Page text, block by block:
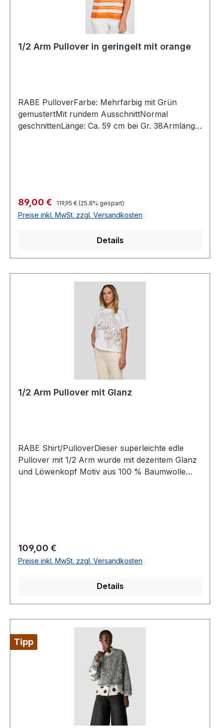
1/2 Arm Pullover in geringelt mit orange
RABE PulloverFarbe: Mehrfarbig mit Grün
gemustertMit rundem AusschnittNormal
geschnittenLänge: Ca. 59 cm bei Gr. 38Armlänge:
Verkaufspreis:
89,00 € Regulärer Preis:
119,95 € (25.8% gespart)
Preise inkl. MwSt. zzgl. Versandkosten
Details
1/2 Arm Pullover mit Glanz
RABE Shirt/PulloverDieser superleichte edle
Pullover mit 1/2 Arm wurde mit dezentem Glanz
und Löwenkopf Motiv aus 100 % Baumwolle
Regulärer Preis:
109,00 €
Preise inkl. MwSt. zzgl. Versandkosten
Details
Tipp